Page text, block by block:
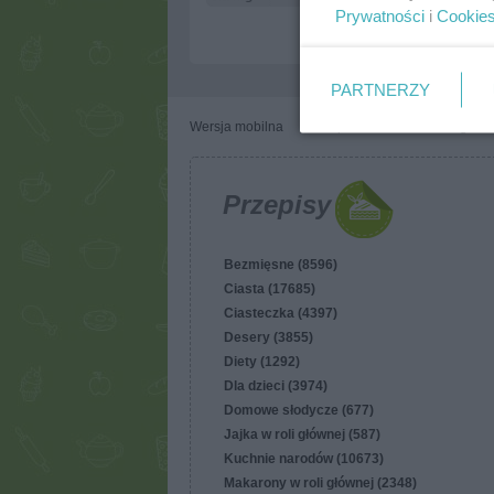
Wersja mobilna
Przepisy
Bezmięsne (8596)
Ciasta (17685)
Ciasteczka (4397)
Desery (3855)
Diety (1292)
Dla dzieci (3974)
Domowe słodycze (677)
Jajka w roli głównej (587)
Kuchnie narodów (10673)
Makarony w roli głównej (2348)
Prywatności i Cookies
PARTNERZY